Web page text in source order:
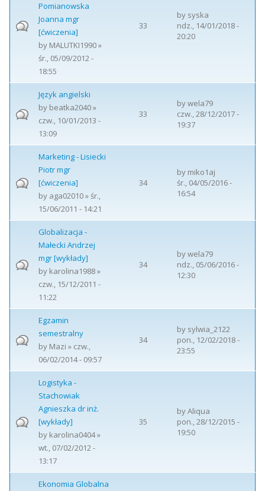
Pomianowska
Joanna mgr
[ćwiczenia]
by MALUTKI1990»
śr., 05/09/2012 -
18:55
33
by syska
ndz., 14/01/2018 -
20:20
Język angielski
by beatka2040»
czw., 10/01/2013 -
13:09
33
bywela79
czw., 28/12/2017 -
19:37
Marketing - Lisiecki
Piotr mgr
[ćwiczenia]
by aga02010» śr.,
15/06/2011 - 14:21
34
by miko1aj
śr., 04/05/2016 -
16:54
Globalizacja -
Małecki Andrzej
mgr [wykłady]
by karolina1988»
czw., 15/12/2011 -
11:22
34
bywela79
ndz., 05/06/2016 -
12:30
Egzamin
semestralny
by Mazi » czw.,
06/02/2014 - 09:57
34
by sylwia_2122
pon., 12/02/2018 -
23:55
Logistyka -
Stachowiak
Agnieszka dr inż.
[wykłady]
by karolina0404»
wt., 07/02/2012 -
13:17
35
byAliqua
pon., 28/12/2015 -
19:50
Ekonomia Globalna